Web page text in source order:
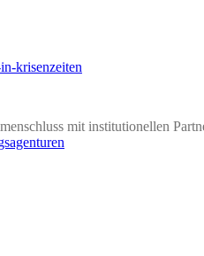
krisenzeiten
mit institutionellen